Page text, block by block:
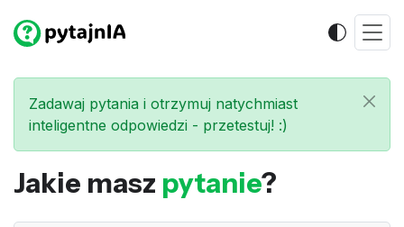
Zadawaj pytania i otrzymuj natychmiast
inteligentne odpowiedzi - przetestuj! :)
Jakie masz pytanie?